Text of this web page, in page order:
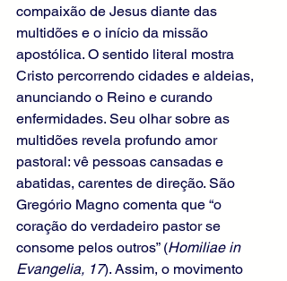
compaixão de Jesus diante das
multidões e o início da missão
apostólica. O sentido literal mostra
Cristo percorrendo cidades e aldeias,
anunciando o Reino e curando
enfermidades. Seu olhar sobre as
multidões revela profundo amor
pastoral: vê pessoas cansadas e
abatidas, carentes de direção. São
Gregório Magno comenta que “o
coração do verdadeiro pastor se
consome pelos outros” (Homiliae in
Evangelia, 17). Assim, o movimento